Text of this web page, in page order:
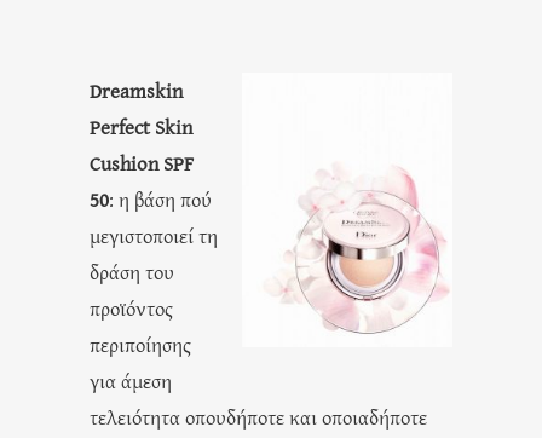
Dreamskin
Perfect Skin
Cushion SPF
50: η βάση πού
μεγιστοποιεί τη
δράση του
προϊόντος
περιποίησης
για άμεση
τελειότητα οπουδήποτε και οποιαδήποτε